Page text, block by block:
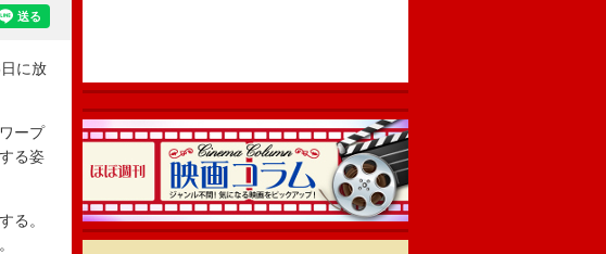
送る
に放
ープ
る姿
る。